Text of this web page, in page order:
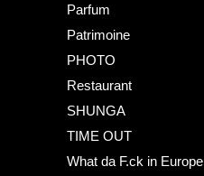
Parfum
Patrimoine
PHOTO
Restaurant
SHUNGA
TIME OUT
What da F.ck in Europe